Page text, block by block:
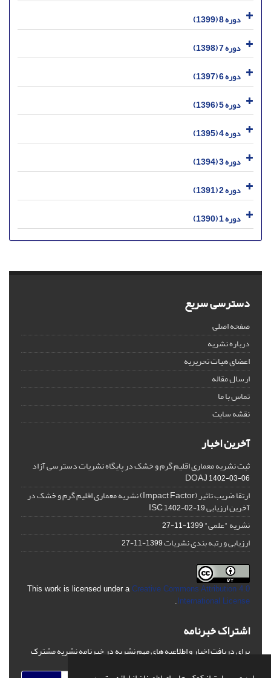
دوره 8 (1399)
دوره 7 (1398)
دوره 6 (1397)
دوره 5 (1396)
دوره 4 (1395)
دوره 3 (1394)
دوره 2 (1391)
دوره 1 (1390)
دسترسی سریع
صفحه اصلی
درباره نشریه
اعضای هیات تحریریه
ارسال مقاله
تماس با ما
نقشه سایت
آخرین اخبار
ثبت نشریه معماری اقلیم گرم و خشک در پایگاه نشریات دسترسی آزاد
DOAJ1402-03-06
ارتقا ضریب تاثیر (Impact Factor) نشریه معماری اقلیم گرم و خشک در
آخرین ارزیابی ISC1402-02-19
نشریه "علمی"1399-11-27
ارزیابی و رتبه بندی نشریات1399-11-27
This work is licensed under a Creative Commons Attribution 4.0
International License
اشتراک خبرنامه
برای دریافت اخبار و اطلاعیه های مهم نشریه در خبرنامه نشریه مشترک